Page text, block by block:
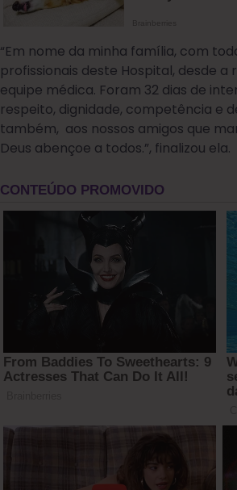
“Em nome da minha família, com
profissionais deste Hospital, desde
equipe médica. Foram 32 dias de
respeito, dignidade, competência e
também, aos nossos amigos que
Deus abençoe a todos.”, finalizou ela.